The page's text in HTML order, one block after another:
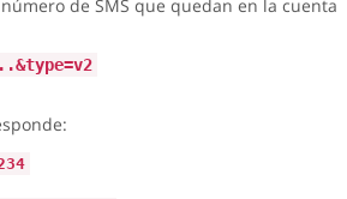
de SMS que quedan en la cuenta